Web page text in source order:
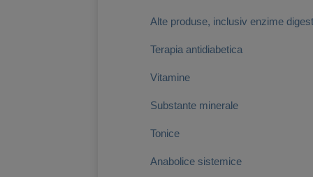
Alte produse, inclusiv enzime
Terapia antidiabetica
Vitamine
Substante minerale
Tonice
Anabolice sistemice